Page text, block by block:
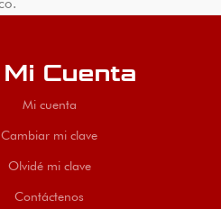
Mi Cuenta
Mi cuenta
Cambiar mi clave
Olvidé mi clave
Contáctenos